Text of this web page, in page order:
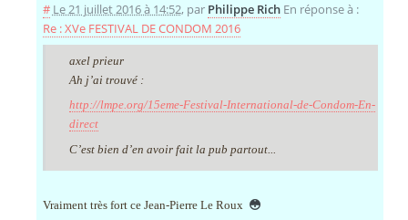
# Le 21 juillet 2016 à 14:52, par Philippe Rich En réponse à :
Re : XVe FESTIVAL DE CONDOM 2016
axel prieur
Ah j’ai trouvé :
http://lmpe.org/15eme-Festival-International-de-Condom-En-
direct
C’est bien d’en avoir fait la pub partout...
Vraiment très fort ce Jean-Pierre Le Roux 😳